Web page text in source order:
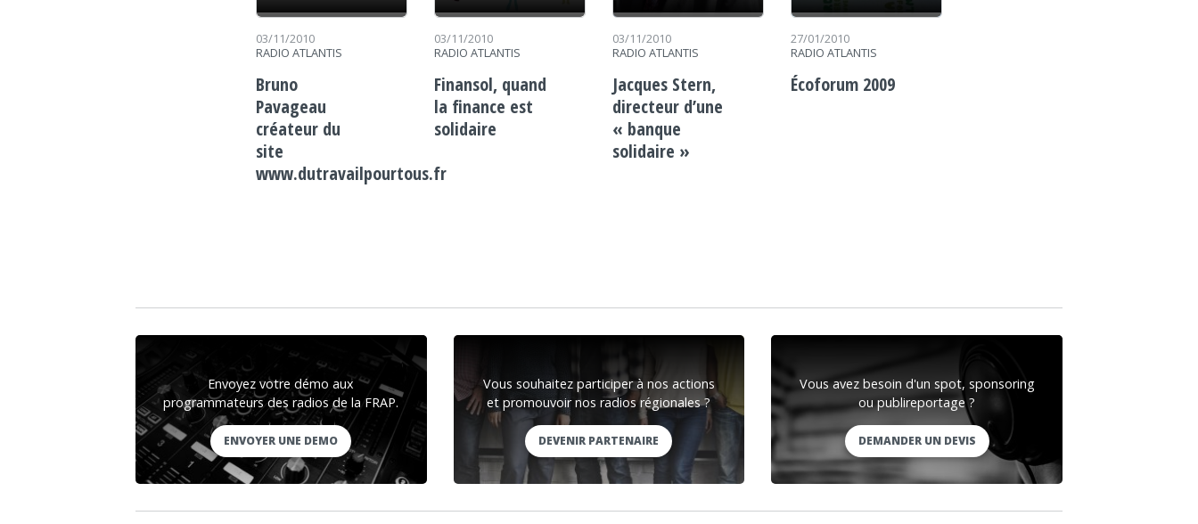
03/11/2010
RADIO ATLANTIS
Bruno
Pavageau
créateur du
site
www.dutravailpourtous.fr
03/11/2010
RADIO ATLANTIS
Finansol, quand
la finance est
solidaire
03/11/2010
RADIO ATLANTIS
Jacques Stern,
directeur d’une
« banque
solidaire »
27/01/2010
RADIO ATLANTIS
Écoforum 2009
Envoyez votre démo aux
programmateurs des radios de la FRAP.
ENVOYER UNE DEMO
Vous souhaitez participer à nos actions
et promouvoir nos radios régionales ?
DEVENIR PARTENAIRE
Vous avez besoin d'un spot, sponsoring
ou publireportage ?
DEMANDER UN DEVIS